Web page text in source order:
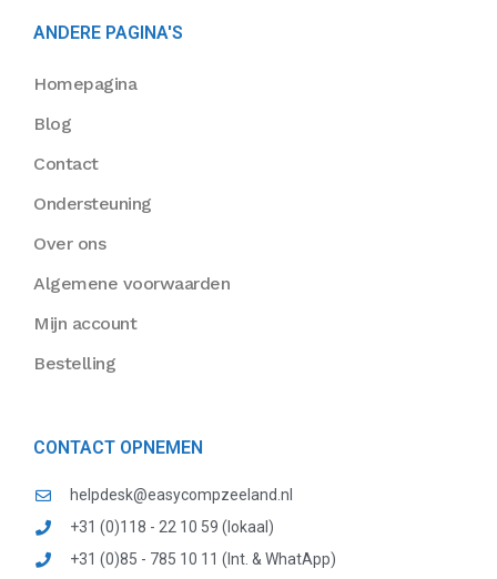
ANDERE PAGINA'S
Homepagina
Blog
Contact
Ondersteuning
Over ons
Algemene voorwaarden
Mijn account
Bestelling
CONTACT OPNEMEN
helpdesk@easycompzeeland.nl
+31 (0)118 - 22 10 59 (lokaal)
+31 (0)85 - 785 10 11 (Int. & WhatApp)